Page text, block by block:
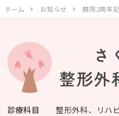
ホーム お知らせ 開院2周年
診療科目
整形外科、リハ